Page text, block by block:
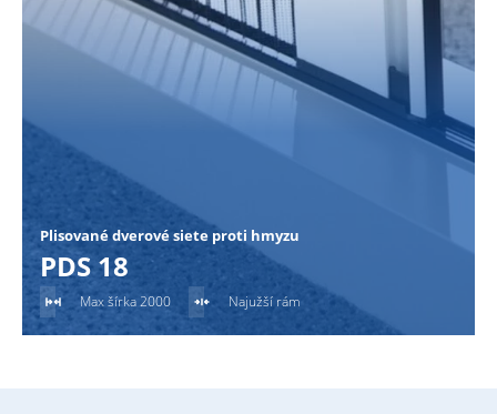
Plisované dverové siete proti hmyzu
PDS 18
Max šírka 2000 Najužší rám